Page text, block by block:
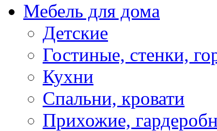
Мебель для дома
Детские
Гостиные, стенки,
Кухни
Спальни, кровати
Прихожие,